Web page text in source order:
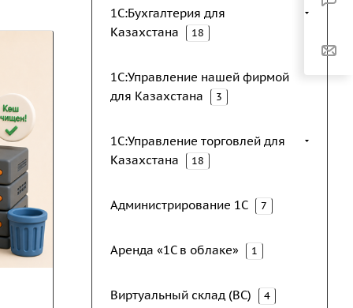
1С:Бухгалтерия для
Казахстана
18
1С:Управление нашей фирмой
для Казахстана
3
1С:Управление торговлей для
Казахстана
18
Администрирование 1С 7
Аренда «1С в облаке» 1
Виртуальный склад (ВС) 4